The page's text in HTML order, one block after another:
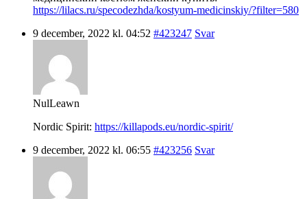
https://lilacs.ru/specodezhda/kostyum-medicinskiy/?filter=580
9 december, 2022 kl. 04:52 #423247 Svar
NulLeawn
Nordic Spirit: https://killapods.eu/nordic-spirit/
9 december, 2022 kl. 06:55 #423256 Svar